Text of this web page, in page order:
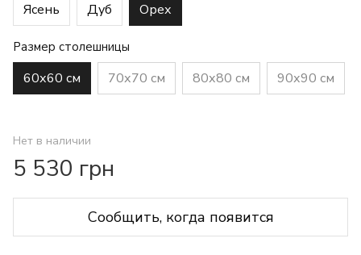
Ясень Дуб Орех
Размер столешницы
60х60 см 70х70 см 80х80 см 90х90 см
Нет в наличии
5 530 грн
Сообщить, когда появится